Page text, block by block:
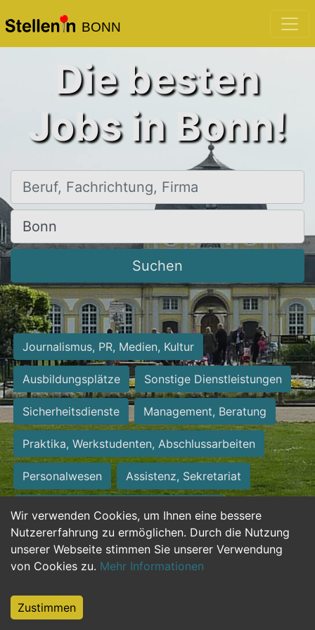
BONN
Wir verwenden Cookies, um Ihnen eine bessere
Nutzererfahrung zu ermöglichen. Durch die Nutzung
unserer Webseite stimmen Sie unserer Verwendung
von Cookies zu. Mehr Informationen
Zustimmen
Die besten
Jobs in Bonn!
Beruf, Fachrichtung, Firma
Ort, Stadt
Suchen
Journalismus, PR, Medien, Kultur
Ausbildungsplätze Sonstige Dienstleistungen
Sicherheitsdienste Management, Beratung
Praktika, Werkstudenten, Abschlussarbeiten
Personalwesen Assistenz, Sekretariat
Hilfskräfte, Aushilfs- und Nebenjobs
Einkauf, Logistik, Materialwirtschaft
Weiterbildung, Studium, duale Ausbildung
Tourismus